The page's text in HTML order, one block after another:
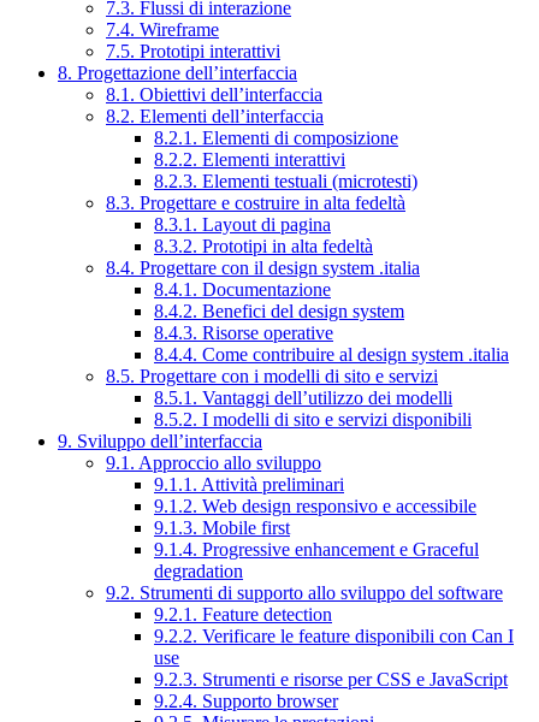
7.3. Flussi di interazione
7.4. Wireframe
7.5. Prototipi interattivi
8. Progettazione dell’interfaccia
8.1. Obiettivi dell’interfaccia
8.2. Elementi dell’interfaccia
8.2.1. Elementi di composizione
8.2.2. Elementi interattivi
8.2.3. Elementi testuali (microtesti)
8.3. Progettare e costruire in alta fedeltà
8.3.1. Layout di pagina
8.3.2. Prototipi in alta fedeltà
8.4. Progettare con il design system .italia
8.4.1. Documentazione
8.4.2. Benefici del design system
8.4.3. Risorse operative
8.4.4. Come contribuire al design system .italia
8.5. Progettare con i modelli di sito e servizi
8.5.1. Vantaggi dell’utilizzo dei modelli
8.5.2. I modelli di sito e servizi disponibili
9. Sviluppo dell’interfaccia
9.1. Approccio allo sviluppo
9.1.1. Attività preliminari
9.1.2. Web design responsivo e accessibile
9.1.3. Mobile first
9.1.4. Progressive enhancement e Graceful
degradation
9.2. Strumenti di supporto allo sviluppo del software
9.2.1. Feature detection
9.2.2. Verificare le feature disponibili con Can I
use
9.2.3. Strumenti e risorse per CSS e JavaScript
9.2.4. Supporto browser